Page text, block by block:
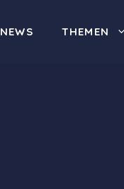
NEWS THEMEN